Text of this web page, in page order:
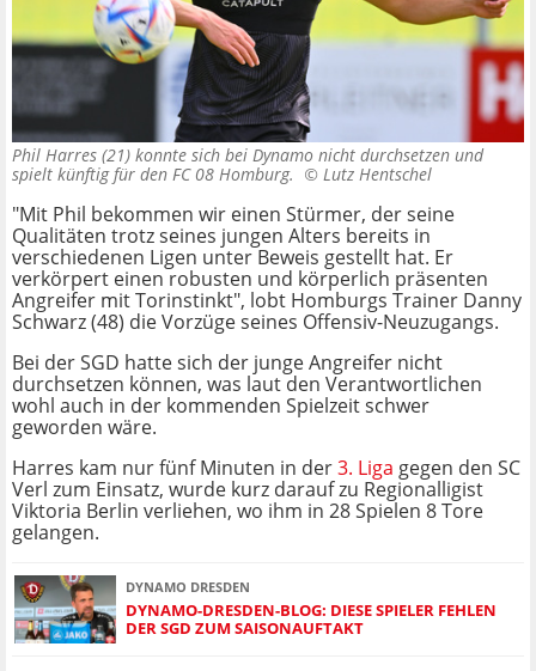
Phil Harres (21) konnte sich bei Dynamo nicht durchsetzen und
spielt künftig für den FC 08 Homburg. © Lutz Hentschel
"Mit Phil bekommen wir einen Stürmer, der seine
Qualitäten trotz seines jungen Alters bereits in
verschiedenen Ligen unter Beweis gestellt hat. Er
verkörpert einen robusten und körperlich präsenten
Angreifer mit Torinstinkt", lobt Homburgs Trainer Danny
Schwarz (48) die Vorzüge seines Offensiv-Neuzugangs.
Bei der SGD hatte sich der junge Angreifer nicht
durchsetzen können, was laut den Verantwortlichen
wohl auch in der kommenden Spielzeit schwer
geworden wäre.
Harres kam nur fünf Minuten in der3. Liga gegen den SC
Verl zum Einsatz, wurde kurz darauf zu Regionalligist
Viktoria Berlin verliehen, wo ihm in 28 Spielen 8 Tore
gelangen.
DYNAMO DRESDEN
DYNAMO-DRESDEN-BLOG: DIESE SPIELER FEHLEN
DER SGD ZUM SAISONAUFTAKT